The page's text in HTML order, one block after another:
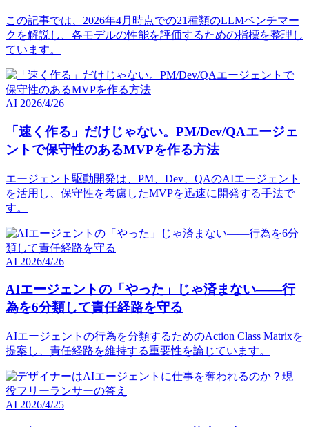
この記事では、2026年4月時点での21種類のLLMベンチマー
クを解説し、各モデルの性能を評価するための指標を整理し
ています。
AI 2026/4/26
「速く作る」だけじゃない。PM/Dev/QAエージェ
ントで保守性のあるMVPを作る方法
エージェント駆動開発は、PM、Dev、QAのAIエージェント
を活用し、保守性を考慮したMVPを迅速に開発する手法で
す。
AI 2026/4/26
AIエージェントの「やった」じゃ済まない――行
為を6分類して責任経路を守る
AIエージェントの行為を分類するためのAction Class Matrixを
提案し、責任経路を維持する重要性を論じています。
AI 2026/4/25